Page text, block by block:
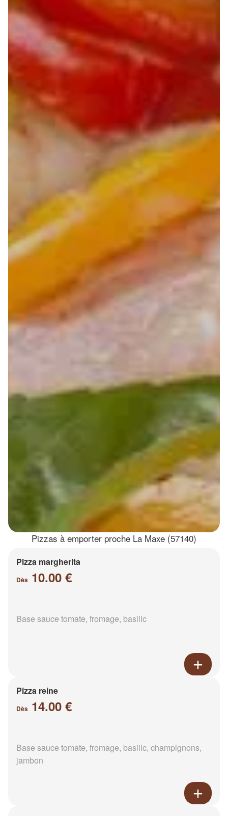
Pizzas à emporter proche La Maxe (57140)
Pizza margherita
Dès 10.00 €
Base sauce tomate, fromage, basilic
Pizza reine
Dès 14.00 €
Base sauce tomate, fromage, basilic, champignons,
jambon